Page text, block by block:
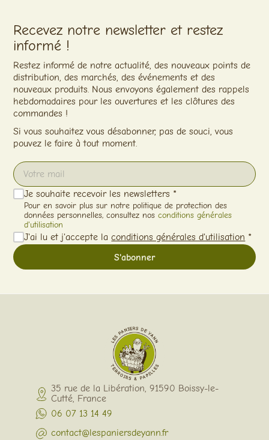
Recevez notre newsletter et restez
informé !
Restez informé de notre actualité, des nouveaux points de
distribution, des marchés, des événements et des
nouveaux produits. Nous envoyons également des rappels
hebdomadaires pour les ouvertures et les clôtures des
commandes !
Si vous souhaitez vous désabonner, pas de souci, vous
pouvez le faire à tout moment.
Je souhaite recevoir les newsletters *
Pour en savoir plus sur notre politique de protection des
données personnelles, consultez nosconditions générales
d'utilisation
J'ai lu et j'accepte laconditions générales d'utilisation *
35 rue de la Libération, 91590 Boissy-le-
Cutté, France
06 07 13 14 49
contact@lespaniersdeyann.fr